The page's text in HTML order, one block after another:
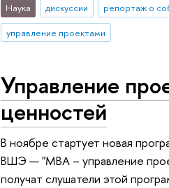
Наука дискуссии репортаж о
управление проектами
Управление
ценностей
В ноябре стартует новая
ВШЭ — "МВА – управление
получат слушатели этой